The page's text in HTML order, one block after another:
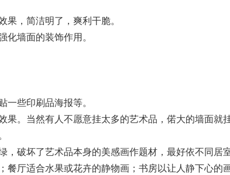
果，简洁明了，爽利干脆。
化墙面的装饰作用。
一些印刷品海报等。
果。当然有人不愿意挂太多的艺术品，偌大的墙面就
，破坏了艺术品本身的美感画作题材，最好依不同
餐厅适合水果或花卉的静物画；书房以让人静下心的